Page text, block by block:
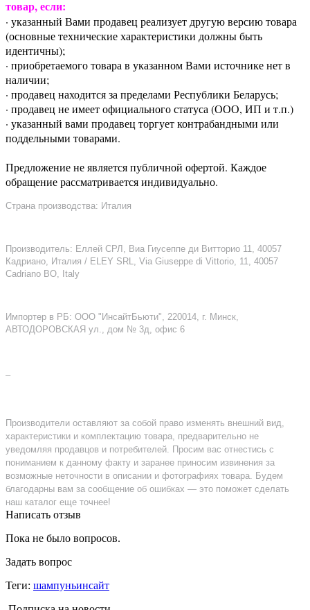
товар, если:
· указанный Вами продавец реализует другую версию товара
(основные технические характеристики должны быть
идентичны);
· приобретаемого товара в указанном Вами источнике нет в
наличии;
· продавец находится за пределами Республики Беларусь;
· продавец не имеет официального статуса (ООО, ИП и т.п.)
· указанный вами продавец торгует контрабандными или
поддельными товарами.
Предложение не является публичной офертой. Каждое
обращение рассматривается индивидуально.
Страна производства: Италия
Производитель: Еллей СРЛ, Виа Гиусеппе ди Витторио 11, 40057
Кадриано, Италия / ELEY SRL, Via Giuseppe di Vittorio, 11, 40057
Cadriano BO, Italy
Импортер в РБ: ООО "ИнсайтБьюти", 220014, г. Минск,
АВТОДОРОВСКАЯ ул., дом № 3д, офис 6
–
Производители оставляют за собой право изменять внешний вид,
характеристики и комплектацию товара, предварительно не
уведомляя продавцов и потребителей. Просим вас отнестись с
пониманием к данному факту и заранее приносим извинения за
возможные неточности в описании и фотографиях товара. Будем
благодарны вам за сообщение об ошибках — это поможет сделать
наш каталог еще точнее!
Написать отзыв
Пока не было вопросов.
Задать вопрос
Теги: шампуньинсайт